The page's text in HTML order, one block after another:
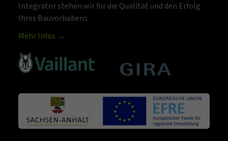
Integrator stehen wir für die Qualität und den Erfolg
Ihres Bauvorhabens.
Mehr Infos →